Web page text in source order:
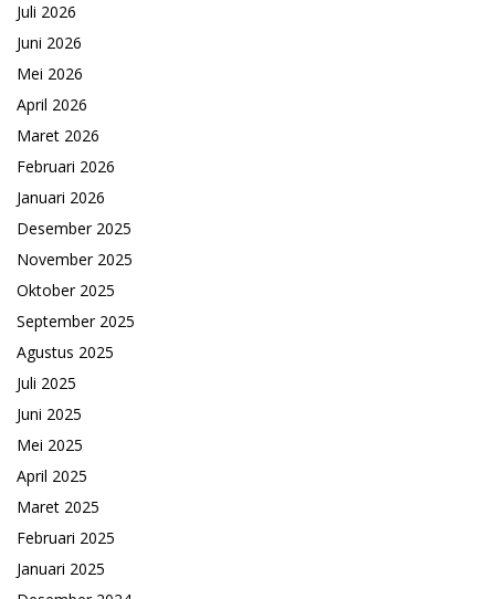
Juli 2026
Juni 2026
Mei 2026
April 2026
Maret 2026
Februari 2026
Januari 2026
Desember 2025
November 2025
Oktober 2025
September 2025
Agustus 2025
Juli 2025
Juni 2025
Mei 2025
April 2025
Maret 2025
Februari 2025
Januari 2025